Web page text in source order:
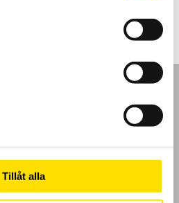
Tillåt alla
GDPR
Köpvillkor